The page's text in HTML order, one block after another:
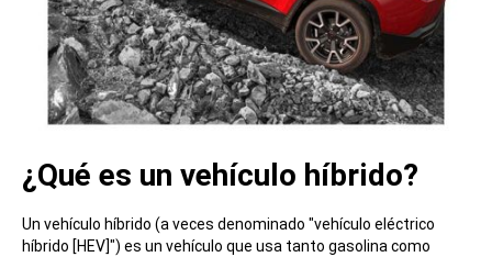
¿Qué es un vehículo híbrido?
Un vehículo híbrido (a veces denominado "vehículo eléctrico
híbrido [HEV]") es un vehículo que usa tanto gasolina como